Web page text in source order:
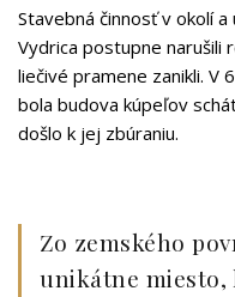
Stavebná činnosť v okolí
Vydrica postupne narušili
liečivé pramene zanikli. V
bola budova kúpeľov
došlo k jej zbúraniu.
Zo zemského
unikátne